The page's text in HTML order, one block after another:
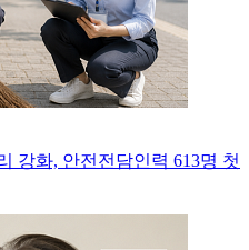
강화, 안전전담인력 613명 첫